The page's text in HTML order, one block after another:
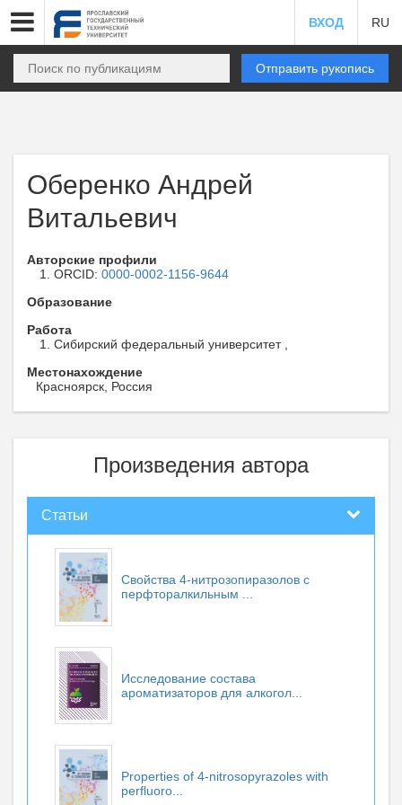
ВХОД RU
Отправить рукопись
Оберенко Андрей
Витальевич
Авторские профили
ORCID: 0000-0002-1156-9644
Образование
Работа
Сибирский федеральный университет ,
Местонахождение
Красноярск, Россия
Произведения автора
Статьи
Свойства 4-нитрозопиразолов с
перфторалкильным ...
Исследование состава
ароматизаторов для алкогол...
Properties of 4-nitrosopyrazoles with
perfluoro...